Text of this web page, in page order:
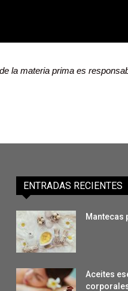
la materia prima es
ENTRADAS RECIENTES
Mantecas
Aceites